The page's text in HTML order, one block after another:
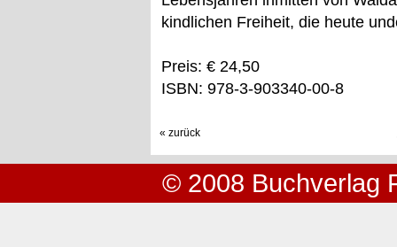
kindlichen Freiheit, die heute
Preis: € 24,50
ISBN: 978-3-903340-00-8
« zurück
© 2008 Buchverlag